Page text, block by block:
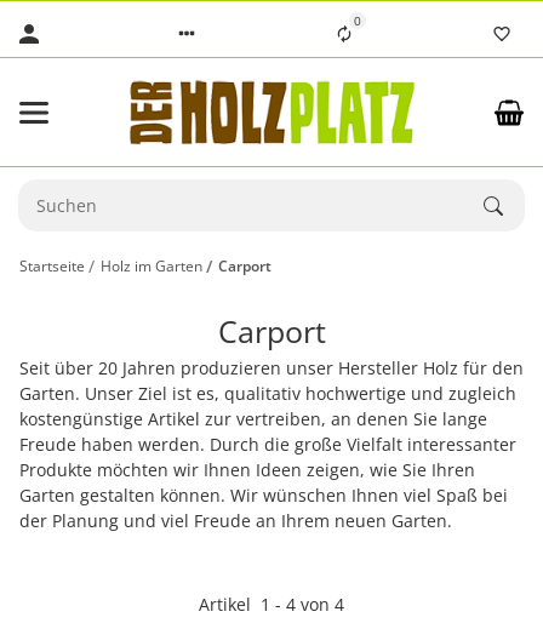
0
Startseite Holz im Garten Carport
Carport
Seit über 20 Jahren produzieren unser Hersteller Holz für den
Garten. Unser Ziel ist es, qualitativ hochwertige und zugleich
kostengünstige Artikel zur vertreiben, an denen Sie lange
Freude haben werden. Durch die große Vielfalt interessanter
Produkte möchten wir Ihnen Ideen zeigen, wie Sie Ihren
Garten gestalten können. Wir wünschen Ihnen viel Spaß bei
der Planung und viel Freude an Ihrem neuen Garten.
Artikel 1 - 4 von 4